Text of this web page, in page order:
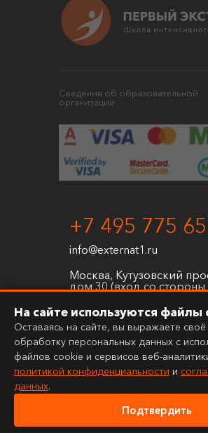
Сведения об образовательной
организации
+7 495 775
info@externat1.ru
Москва, Кутузовский
дом 30 (вход со стороны
3580)
©
На сайте используются файлы
Оставаясь на сайте, вы выражаете своё
обработку персональных данных с
файлов cookie и сервисов веб-
политикой конфиденциальности и
данных.
Подтвердить